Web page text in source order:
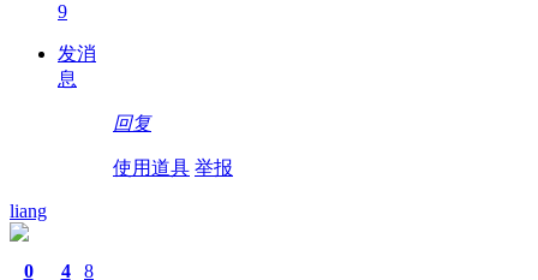
9
发消
息
回复
使用道具 举报
liang
0 4 8